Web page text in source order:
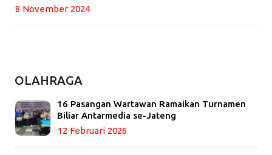
8 November 2024
OLAHRAGA
16 Pasangan Wartawan Ramaikan Turnamen
Biliar Antarmedia se-Jateng
12 Februari 2026